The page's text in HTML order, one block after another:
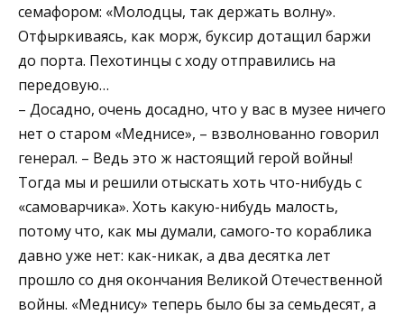
семафором: «Молодцы, так держать волну».
Отфыркиваясь, как морж, буксир дотащил баржи
до порта. Пехотинцы с ходу отправились на
передовую…
– Досадно, очень досадно, что у вас в музее ничего
нет о старом «Меднисе», – взволнованно говорил
генерал. – Ведь это ж настоящий герой войны!
Тогда мы и решили отыскать хоть что-нибудь с
«самоварчика». Хоть какую-нибудь малость,
потому что, как мы думали, самого-то кораблика
давно уже нет: как-никак, а два десятка лет
прошло со дня окончания Великой Отечественной
войны. «Меднису» теперь было бы за семьдесят, а